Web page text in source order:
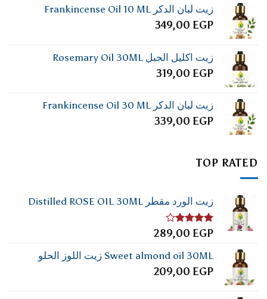
زيت لبان الدكر Frankincense Oil 10 ML
349,00 EGP
زيت اكليل الجبل Rosemary Oil 30ML
319,00 EGP
زيت لبان الدكر Frankincense Oil 30 ML
339,00 EGP
TOP RATED
زيت الورد مقطر Distilled ROSE OIL 30ML
تم
4.00من
5
289,00 EGP
Sweet almond oil 30ML زيت اللوز الحلو
209,00 EGP